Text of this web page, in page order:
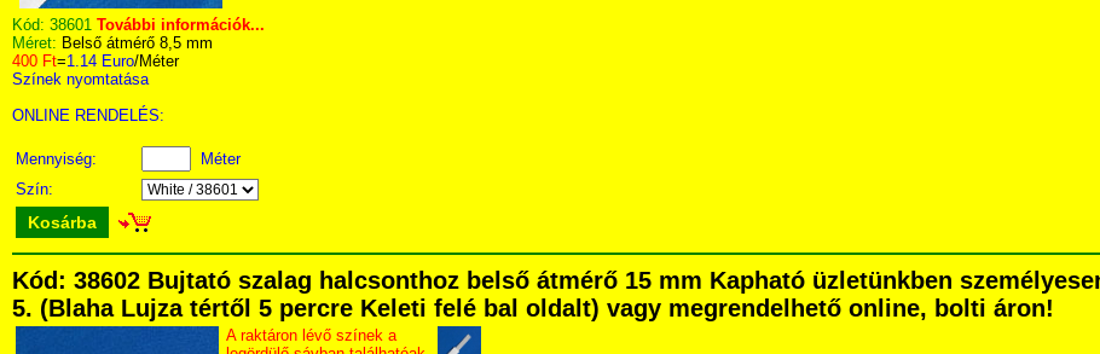
Kód: 38601 További információk...
Méret: Belső átmérő 8,5 mm
400 Ft=1.14 Euro/Méter
Színek nyomtatása
ONLINE RENDELÉS:
Mennyiség:
Méter
Szín:
Kosárba
Kód: 38602 Bujtató szalag halcsonthoz belső átmérő 15 mm Kapható üzletünkben
5. (Blaha Lujza tértől 5 percre Keleti felé bal oldalt) vagy megrendelhető online, bolti áron!
A raktáron lévő színek a